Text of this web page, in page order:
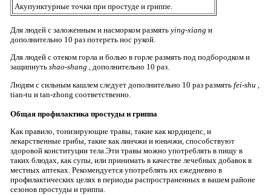
Акупунктурные точки при простуде и гриппе.
Для людей с заложенным и насморком размять ying-xiang и
дополнительно 10 раз потереть нос рукой.
Для людей с отеком горла и болью в горле размять под подбородком и
защипнуть shao-shang , дополнительно 10 раз.
Людям с сильным кашлем следует дополнительно 10 раз размять fei-shu
tian-tu и tan-zhong соответственно.
Общая профилактика простуды и гриппа
Как правило, тонизирующие травы, такие как кордицепс, и
лекарственные грибы, такие как линчжи и юньчжи, способствуют
здоровой конституции тела.Эти травы можно употреблять в пищу в
таких блюдах, как супы, или принимать в качестве лечебных добавок в
местных аптеках. Рекомендуется употреблять их ежедневно в
профилактических целях в периоды распространенных в вашем районе
сезонов простуды и гриппа.